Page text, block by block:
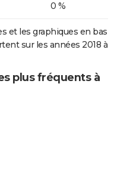
0 %
et les graphiques en bas
sur les années 2018 à
plus fréquents à